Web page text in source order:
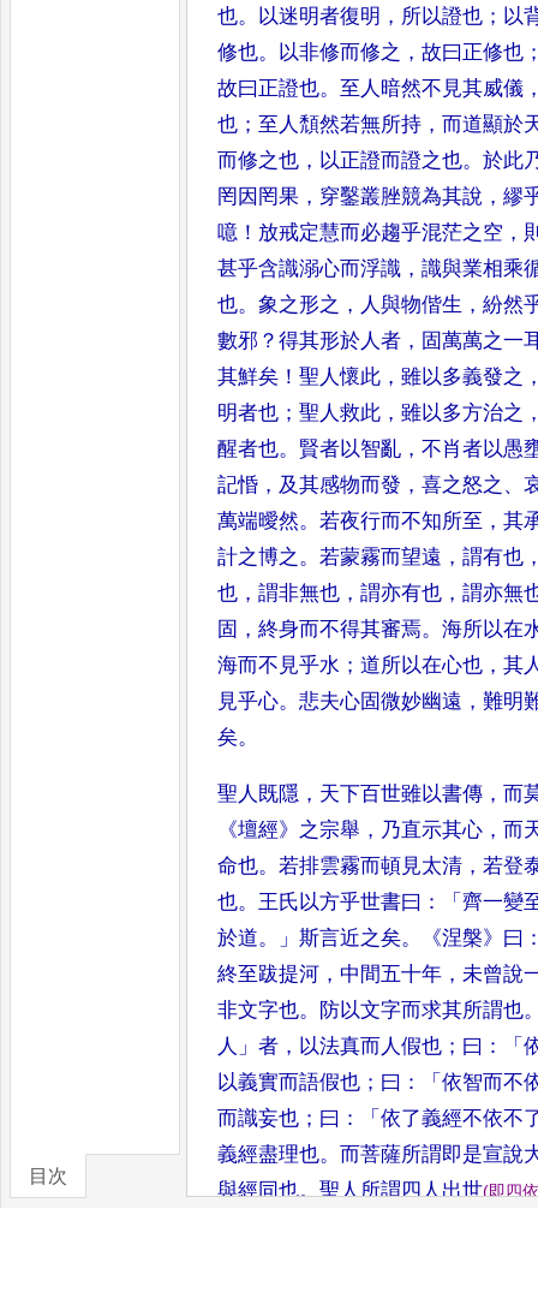
目次
也。 以迷明者復明 ， 所以證也 ； 以
修也。 以非修而修之 ，故曰正修也
故曰正證也。 至人暗然不 見其威儀
也 ； 至人頹然若無所持 ， 而道顯於
而修之也 ， 以正證而證之也。於此
罔 因罔果 ， 穿鑿叢脞競為其說 ，繆
噫 ！ 放戒定慧而必趨乎混茫之空 ，
甚乎含識溺心而浮識 ，識與業相乘
也。象之形之 ， 人與物偕生 ，紛然
數邪 ？得其形於人者 ， 固萬萬之一
其鮮矣 ！聖人懷此 ，雖以多義發之
明者也 ；聖人救此 ，雖以多方治之
醒者也。 賢者以智亂 ，不肖者以愚
記惛 ， 及其感物而發 ，喜之怒之 、
萬端曖然。若夜行而不知所至 ，其
計之博之。若蒙霧而望遠 ，謂有也
也 ，謂非無也 ，謂亦有也 ，謂亦無
固 ，終身而不得其審焉。海所以在
海而不見乎水 ；道所以在心也 ，其
見乎心。悲夫心固微妙幽遠 ，難明
矣。
聖人既隱 ， 天下百世雖以書傳 ， 而
《壇經》 之宗舉 ， 乃直示其心 ， 而
命也。若排雲霧而頓 見太清 ，若登
也。王氏以方乎世書曰 ：「齊一變
於道。」斯言近之矣。《涅槃》 曰
終至跋提河 ， 中間五十年 ，未曾說
非文字也。 防以文字而求其所謂也
人 」者 ， 以法真而人假也 ； 曰 ：「
以義實而語假也 ； 曰 ：「依智而不
而識妄也 ； 曰 ：「依了義經不依不
義經盡理也。 而菩薩所謂即是宣說
與經同也。聖人所謂四人出世(即四